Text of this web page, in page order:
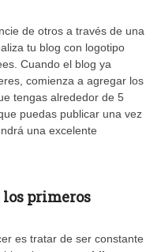
de otros a través de una
tu blog con logotipo
Cuando el blog ya
comienza a agregar los
tengas alrededor de 5
puedas publicar una vez
una excelente
los primeros
es tratar de ser constante